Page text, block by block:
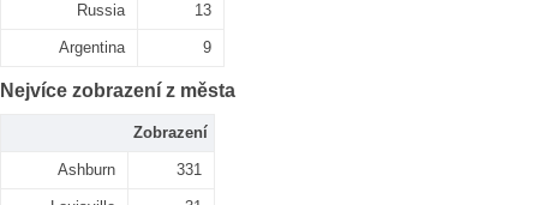
Russia 13
Argentina 9
Nejvíce zobrazení z města
Zobrazení
Ashburn 331